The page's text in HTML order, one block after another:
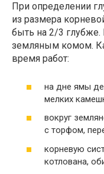
При определении
из размера
быть на 2/3
земляным комом.
время работ:
на дне ямы
мелких
вокруг
с торфом,
корневую
котлована,